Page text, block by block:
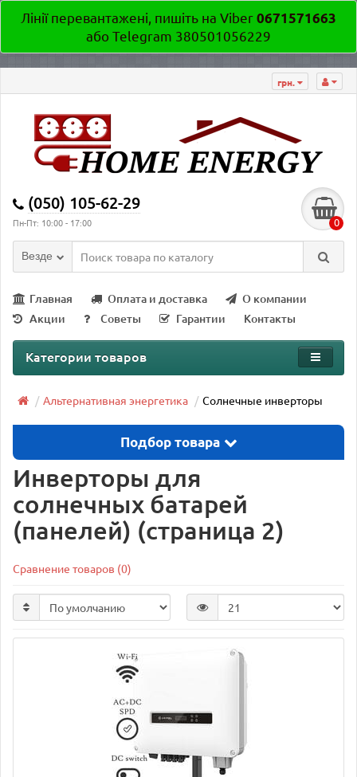
Лінії перевантажені, пишіть на Viber0671571663
або Telegram 380501056229
грн.
(050) 105-62-29
Пн-Пт: 10:00 - 17:00 0
Везде
Главная Оплата и доставка
О компании
Акции
Советы Гарантии Контакты
Категории товаров
Альтернативная энергетика Солнечные инверторы
Подбор товара
Инверторы для
солнечных батарей
(панелей) (страница 2)
Сравнение товаров (0)